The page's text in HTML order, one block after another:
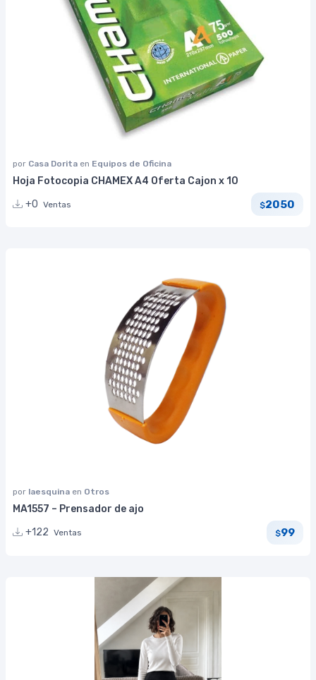
por Casa Dorita en Equipos de Oficina
Hoja Fotocopia CHAMEX A4 Oferta Cajon x 10
+0 Ventas $2050
por laesquina en Otros
MA1557 – Prensador de ajo
+122 Ventas $99